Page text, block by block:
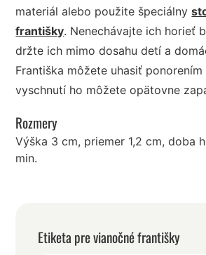
materiál alebo použite špeciálny
františky. Nenechávajte ich horieť
držte ich mimo dosahu detí a
Františka môžete uhasiť
vyschnutí ho môžete opätovne
Rozmery
Výška 3 cm, priemer 1,2 cm, doba
min.
Etiketa pre vianočné františky